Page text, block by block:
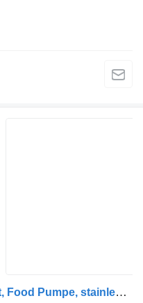
Burg 28500 ltr, milk, pump unit, Food Pumpe, stainless steel RVS Rost